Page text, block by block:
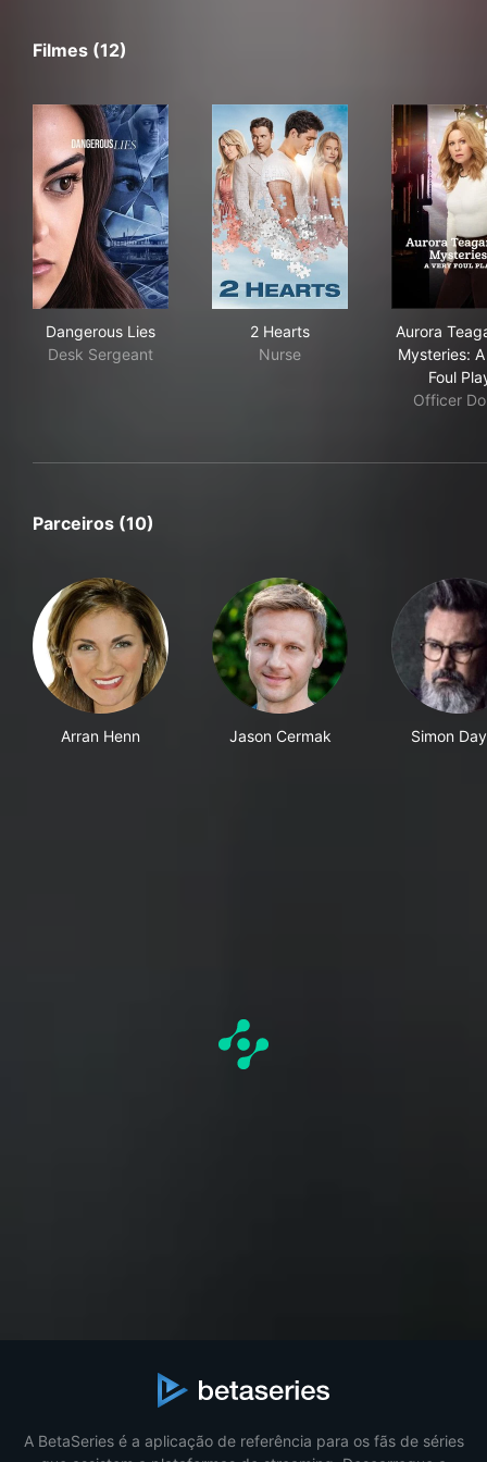
Filmes (12)
Dangerous Lies
Desk Sergeant
2 Hearts
Nurse
Aurora
Mysteries:
Foul
Officer
Parceiros (10)
Arran Henn Jason Cermak Simon
A BetaSeries é a aplicação de referência para os fãs de séries